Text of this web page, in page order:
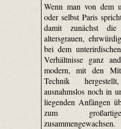
Wenn man von dem
oder selbst Paris
damit zunächst
altersgrauen,
bei dem
Verhältnisse ganz
modern, mit den
Technik
ausnahmslos noch in
liegenden Anfängen
zum
zusammengewachsen.